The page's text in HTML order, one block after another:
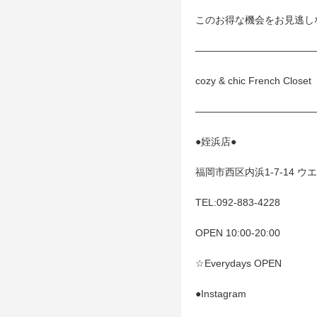
このお得な機会をお見逃し
cozy & chic French Closet
●姪浜店●
福岡市西区内浜1-7-14 ウ
TEL:092-883-4228
OPEN 10:00-20:00
☆Everydays OPEN
●Instagram